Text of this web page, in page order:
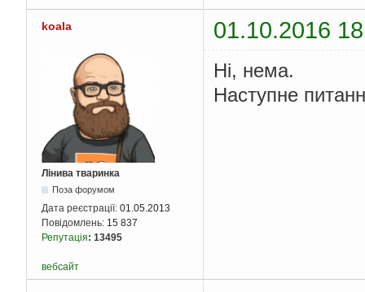
koala 01.10.2016
Лінива тваринка
Поза форумом
Дата реєстрації: 01.05.2013
Повідомлень: 15 837
Репутація: 13495
Ні, нема.
Наступне
вебсайт